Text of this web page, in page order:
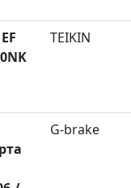
TEIKIN
G-brake